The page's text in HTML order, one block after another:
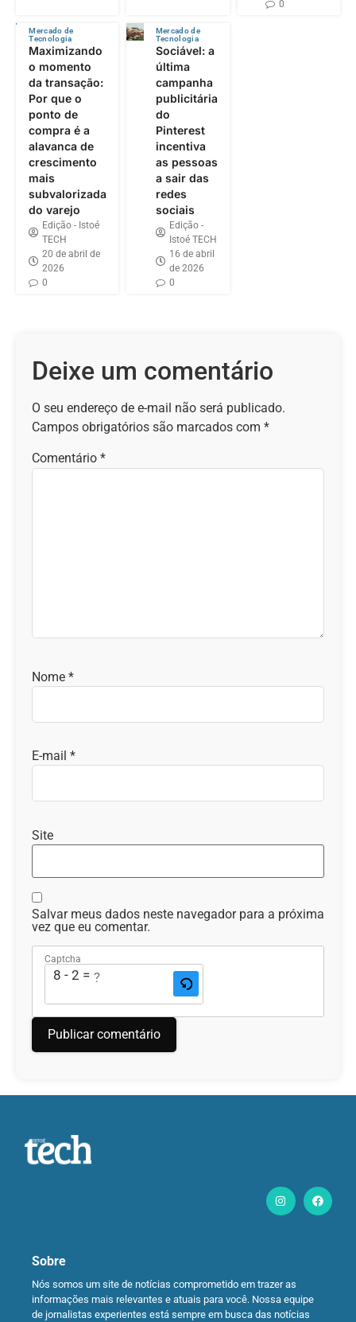
0
Mercado de
Tecnologia
Maximizando
o momento
da transação:
Por que o
ponto de
compra é a
alavanca de
crescimento
mais
subvalorizada
do varejo
Edição - Istoé
TECH
20 de abril de
2026
0
Mercado de
Tecnologia
Sociável: a
última
campanha
publicitária
do
Pinterest
incentiva
as pessoas
a sair das
redes
sociais
Edição -
Istoé TECH
16 de abril
de 2026
0
Deixe um comentário
O seu endereço de e-mail não será publicado.
Campos obrigatórios são marcados com *
Comentário *
Nome *
E-mail *
Site
Salvar meus dados neste navegador para a próxima
vez que eu comentar.
Captcha
8 - 2 = ?
Sobre
Nós somos um site de notícias comprometido em trazer as
informações mais relevantes e atuais para você. Nossa equipe
de jornalistas experientes está sempre em busca das notícias